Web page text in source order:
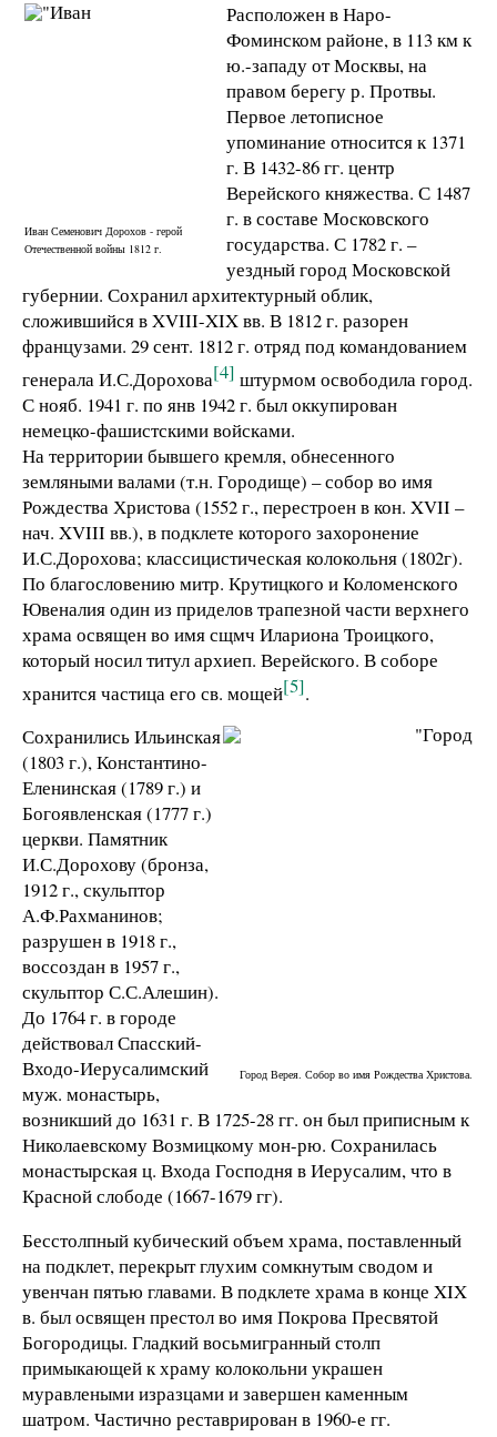
Иван Семенович Дорохов - герой
Отечественной войны 1812 г.
Расположен в Наро-
Фоминском районе, в 113 км к
ю.-западу от Москвы, на
правом берегу р. Протвы.
Первое летописное
упоминание относится к 1371
г. В 1432-86 гг. центр
Верейского княжества. С 1487
г. в составе Московского
государства. С 1782 г. –
уездный город Московской
губернии. Сохранил архитектурный облик,
сложившийся в XVIII-XIX вв. В 1812 г. разорен
французами. 29 сент. 1812 г. отряд под командованием
генерала И.С.Дорохова[4] штурмом освободила город.
С нояб. 1941 г. по янв 1942 г. был оккупирован
немецко-фашистскими войсками.
На территории бывшего кремля, обнесенного
земляными валами (т.н. Городище) – собор во имя
Рождества Христова (1552 г., перестроен в кон. XVII –
нач. XVIII вв.), в подклете которого захоронение
И.С.Дорохова; классицистическая колокольня (1802г).
По благословению митр. Крутицкого и Коломенского
Ювеналия один из приделов трапезной части верхнего
храма освящен во имя сщмч Илариона Троицкого,
который носил титул архиеп. Верейского. В соборе
хранится частица его св. мощей[5].
Город Верея. Собор во имя Рождества Христова.
Сохранились Ильинская
(1803 г.), Константино-
Еленинская (1789 г.) и
Богоявленская (1777 г.)
церкви. Памятник
И.С.Дорохову (бронза,
1912 г., скульптор
А.Ф.Рахманинов;
разрушен в 1918 г.,
воссоздан в 1957 г.,
скульптор С.С.Алешин).
До 1764 г. в городе
действовал Спасский-
Входо-Иерусалимский
муж. монастырь,
возникший до 1631 г. В 1725-28 гг. он был приписным к
Николаевскому Возмицкому мон-рю. Сохранилась
монастырская ц. Входа Господня в Иерусалим, что в
Красной слободе (1667-1679 гг).
Бесстолпный кубический объем храма, поставленный
на подклет, перекрыт глухим сомкнутым сводом и
увенчан пятью главами. В подклете храма в конце XIX
в. был освящен престол во имя Покрова Пресвятой
Богородицы. Гладкий восьмигранный столп
примыкающей к храму колокольни украшен
муравлеными изразцами и завершен каменным
шатром. Частично реставрирован в 1960-е гг.